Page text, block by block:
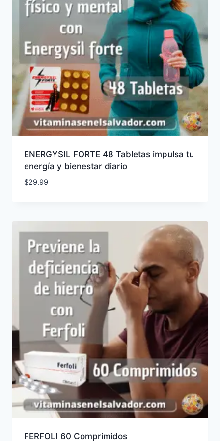
ENERGYSIL FORTE 48 Tabletas impulsa tu
energía y bienestar diario
$29.99
FERFOLI 60 Comprimidos